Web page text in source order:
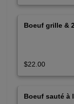
Boeuf grille &
$22.00
Boeuf sauté à